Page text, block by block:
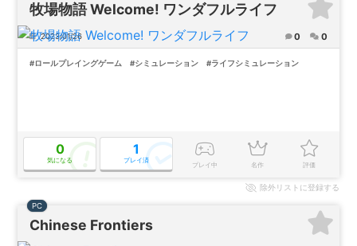
牧場物語 Welcome! ワンダフルライフ
2023/01/26 0 0
#ロールプレイングゲーム #シミュレーション #ライフシミュレーション
0
気になる
1
プレイ済
プレイ中 名作 評価
除外リストに登録する
Chinese Frontiers
PC